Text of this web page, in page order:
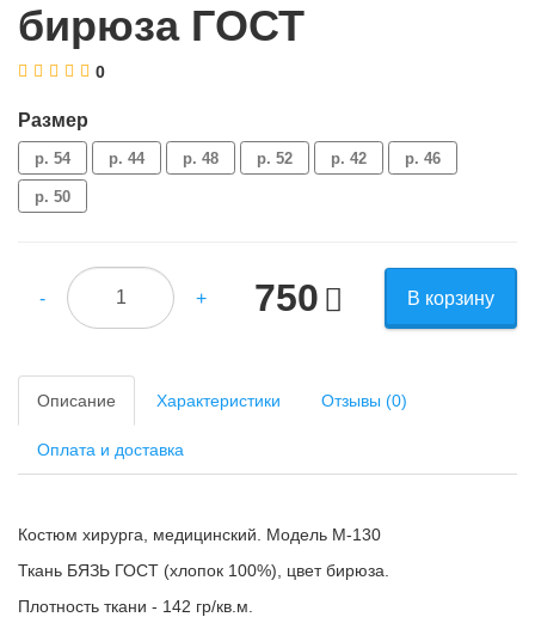
бирюза ГОСТ
0
Размер
р. 54 р. 44 р. 48 р. 52 р. 42 р. 46
р. 50
- + 750 В корзину
Описание Характеристики Отзывы (0)
Оплата и доставка
Костюм хирурга, медицинский. Модель М-130
Ткань БЯЗЬ ГОСТ (хлопок 100%), цвет бирюза.
Плотность ткани - 142 гр/кв.м.